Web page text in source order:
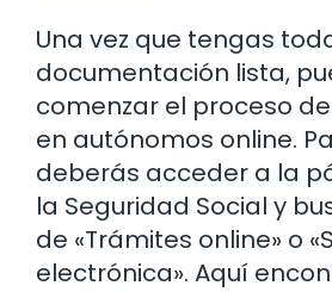
Una vez que tengas
documentación lista,
comenzar el proceso
en autónomos online.
deberás acceder a la
la Seguridad Social y
de «Trámites online» o
electrónica». Aquí